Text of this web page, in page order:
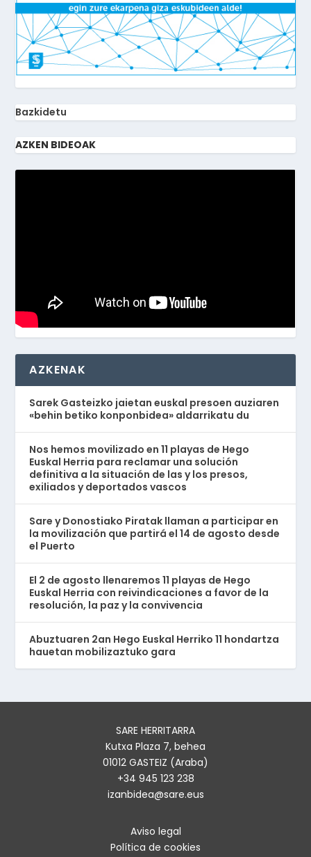
Bazkidetu
AZKEN BIDEOAK
AZKENAK
Sarek Gasteizko jaietan euskal presoen auziaren
«behin betiko konponbidea» aldarrikatu du
Nos hemos movilizado en 11 playas de Hego
Euskal Herria para reclamar una solución
definitiva a la situación de las y los presos,
exiliados y deportados vascos
Sare y Donostiako Piratak llaman a participar en
la movilización que partirá el 14 de agosto desde
el Puerto
El 2 de agosto llenaremos 11 playas de Hego
Euskal Herria con reivindicaciones a favor de la
resolución, la paz y la convivencia
Abuztuaren 2an Hego Euskal Herriko 11 hondartza
hauetan mobilizaztuko gara
SARE HERRITARRA
Kutxa Plaza 7, behea
01012 GASTEIZ (Araba)
+34 945 123 238
izanbidea@sare.eus
Aviso legal
Política de cookies